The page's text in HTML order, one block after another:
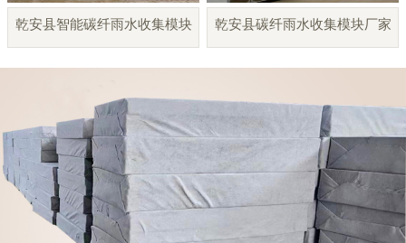
乾安县智能碳纤雨水收集模块 乾安县碳纤雨水收集模块厂家